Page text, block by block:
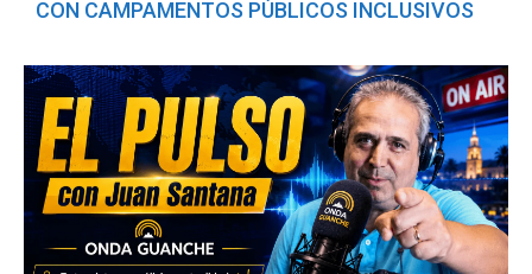
CON CAMPAMENTOS PÚBLICOS INCLUSIVOS